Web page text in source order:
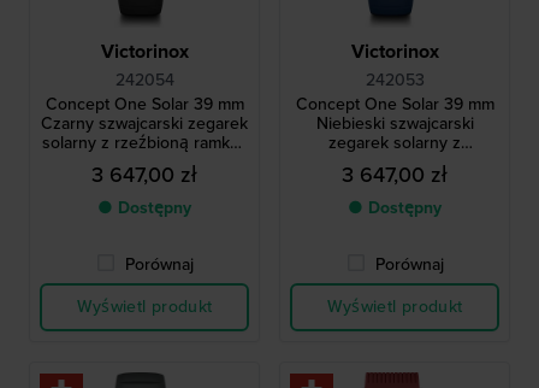
Victorinox
242054
Concept One Solar 39 mm
Czarny szwajcarski zegarek
solarny z rzeźbioną ramką i
paskiem z prawdziwej gumy
3 647,00 zł
● Dostępny
Porównaj
Wyświetl produkt
Victorinox
242053
Concept One Solar 39 mm
Niebieski szwajcarski
zegarek solarny z
rzeźbioną ramką i paskiem
z prawdziwej gumy
3 647,00 zł
● Dostępny
Porównaj
Wyświetl produkt